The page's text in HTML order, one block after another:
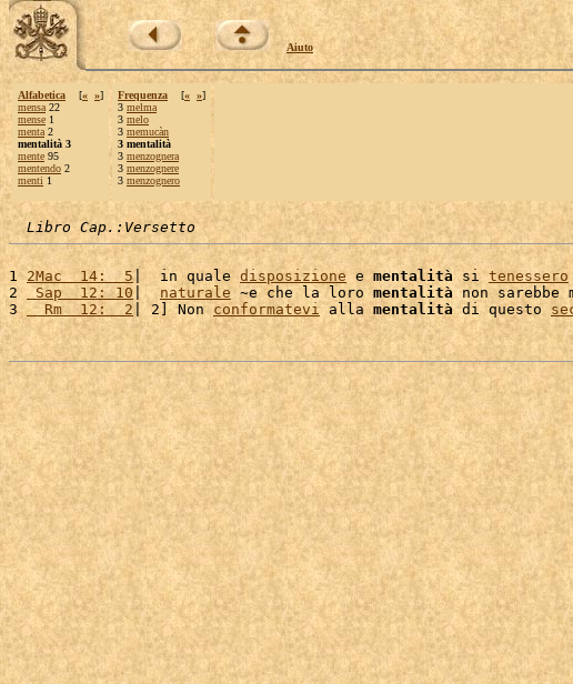
Aiuto
Alfabetica [« »]
mensa 22
mense 1
menta 2
mentalità 3
mente 95
mentendo 2
menti 1
Frequenza [« »]
3 melma
3 melo
3 memucàn
3 mentalità
3 menzognera
3 menzognere
3 menzognero
Libro Cap.:Versetto
1 2Mac  14:  5|  in quale disposizione e mentalità si tenessero
2
Sap  12: 10 | naturale ~e che la loro mentalità non sarebbe
3
  Rm  12:  2
| 2] Non conformatevi alla mentalità di questo